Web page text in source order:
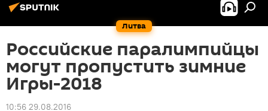
Литва
Российские паралимпийцы
могут пропустить зимние
Игры-2018
10:56 29.08.2016